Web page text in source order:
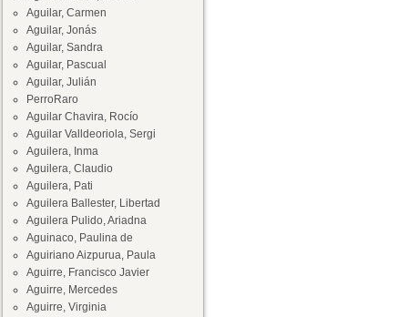
Aguilar, Carmen
Aguilar, Jonás
Aguilar, Sandra
Aguilar, Pascual
Aguilar, Julián
PerroRaro
Aguilar Chavira, Rocío
Aguilar Valldeoriola, Sergi
Aguilera, Inma
Aguilera, Claudio
Aguilera, Pati
Aguilera Ballester, Libertad
Aguilera Pulido, Ariadna
Aguinaco, Paulina de
Aguiriano Aizpurua, Paula
Aguirre, Francisco Javier
Aguirre, Mercedes
Aguirre, Virginia